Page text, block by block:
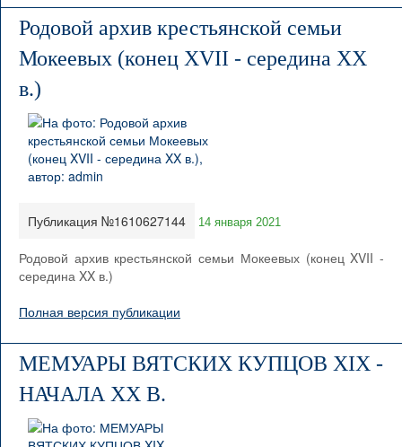
Родовой архив крестьянской семьи
Мокеевых (конец XVII - середина XX
в.)
Публикация №1610627144 14 января 2021
Родовой архив крестьянской семьи Мокеевых (конец XVII -
середина XX в.)
Полная версия публикации
МЕМУАРЫ ВЯТСКИХ КУПЦОВ XIX -
НАЧАЛА XX В.